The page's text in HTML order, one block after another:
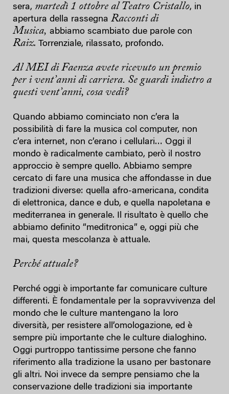
sera, martedì 1 ottobre al Teatro Cristallo, in
apertura della rassegna Raccontidi
Musica, abbiamo scambiato due parole con
Raiz. Torrenziale, rilassato, profondo.
Al MEI di Faenza avete ricevuto un premio
per i vent’anni di carriera. Se guardi indietro a
questi vent’anni, cosa vedi?
Quando abbiamo cominciato non c’era la
possibilità di fare la musica col computer, non
c’era internet, non c’erano i cellulari… Oggi il
mondo è radicalmente cambiato, però il nostro
approccio è sempre quello. Abbiamo sempre
cercato di fare una musica che affondasse in due
tradizioni diverse: quella afro-americana, condita
di elettronica, dance e dub, e quella napoletana e
mediterranea in generale. Il risultato è quello che
abbiamo definito “meditronica” e, oggi più che
mai, questa mescolanza è attuale.
Perché attuale?
Perché oggi è importante far comunicare culture
differenti. È fondamentale per la sopravvivenza del
mondo che le culture mantengano la loro
diversità, per resistere all’omologazione, ed è
sempre più importante che le culture dialoghino.
Oggi purtroppo tantissime persone che fanno
riferimento alla tradizione la usano per bastonare
gli altri. Noi invece da sempre pensiamo che la
conservazione delle tradizioni sia importante